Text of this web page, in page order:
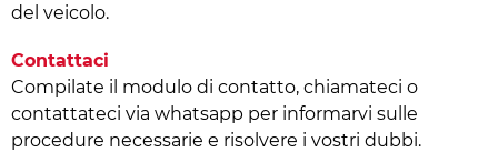
del veicolo.
Contattaci
Compilate il modulo di contatto, chiamateci o
contattateci via whatsapp per informarvi sulle
procedure necessarie e risolvere i vostri dubbi.